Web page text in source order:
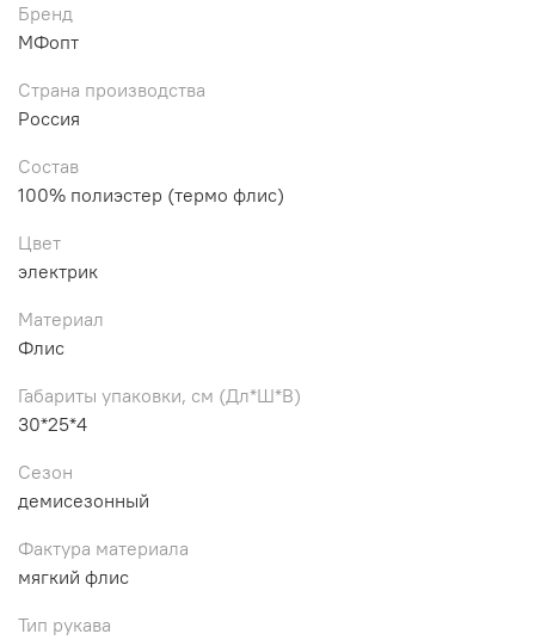
Бренд
МФопт
Страна производства
Россия
Состав
100% полиэстер (термо флис)
Цвет
электрик
Материал
Флис
Габариты упаковки, см (Дл*Ш*В)
30*25*4
Сезон
демисезонный
Фактура материала
мягкий флис
Тип рукава